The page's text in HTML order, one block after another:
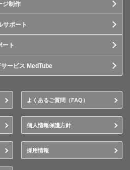
ジ制作
サポート
ート
ービス MedTube
よくあるご質問（FAQ）
個人情報保護方針
採用情報